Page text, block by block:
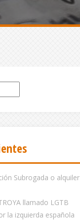
Subrogada o alquiler
llamado LGTB
la izquierda española